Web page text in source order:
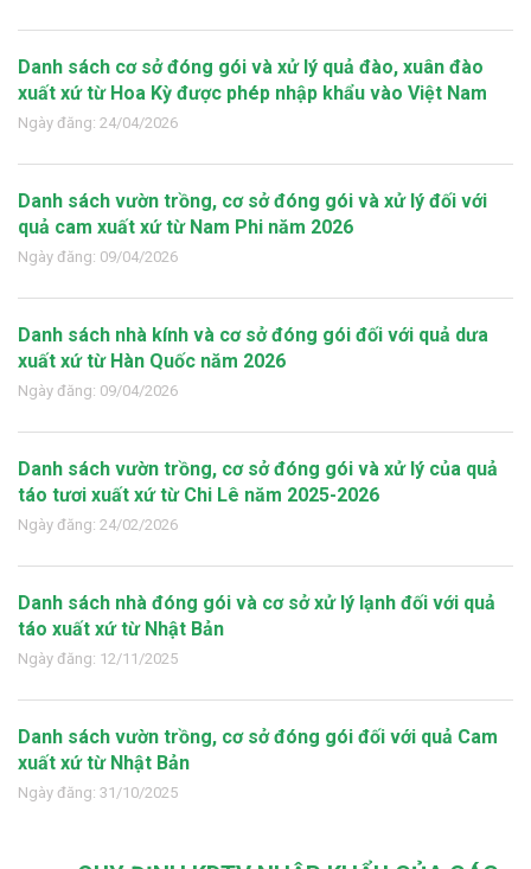
Danh sách cơ sở đóng gói và xử lý quả đào, xuân đào
xuất xứ từ Hoa Kỳ được phép nhập khẩu vào Việt Nam
Ngày đăng: 24/04/2026
Danh sách vườn trồng, cơ sở đóng gói và xử lý đối với
quả cam xuất xứ từ Nam Phi năm 2026
Ngày đăng: 09/04/2026
Danh sách nhà kính và cơ sở đóng gói đối với quả dưa
xuất xứ từ Hàn Quốc năm 2026
Ngày đăng: 09/04/2026
Danh sách vườn trồng, cơ sở đóng gói và xử lý của quả
táo tươi xuất xứ từ Chi Lê năm 2025-2026
Ngày đăng: 24/02/2026
Danh sách nhà đóng gói và cơ sở xử lý lạnh đối với quả
táo xuất xứ từ Nhật Bản
Ngày đăng: 12/11/2025
Danh sách vườn trồng, cơ sở đóng gói đối với quả Cam
xuất xứ từ Nhật Bản
Ngày đăng: 31/10/2025